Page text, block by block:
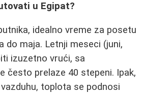
u Egipat?
idealno vreme za posetu
do maja. Letnji meseci (juni,
izuzetno vrući, sa
često prelaze 40 stepeni. Ipak,
toplota se podnosi